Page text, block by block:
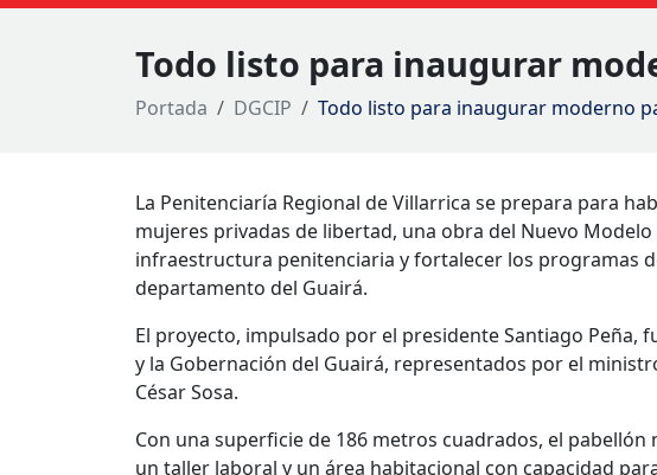
Todo listo para inaugurar
Portada DGCIP Todo listo para inaugurar moderno
La Penitenciaría Regional de Villarrica se prepara para
mujeres privadas de libertad, una obra del Nuevo
infraestructura penitenciaria y fortalecer los programas
departamento del Guairá.
El proyecto, impulsado por el presidente Santiago Peña,
y la Gobernación del Guairá, representados por el
César Sosa.
Con una superficie de 186 metros cuadrados, el pabellón
un taller laboral y un área habitacional con capacidad